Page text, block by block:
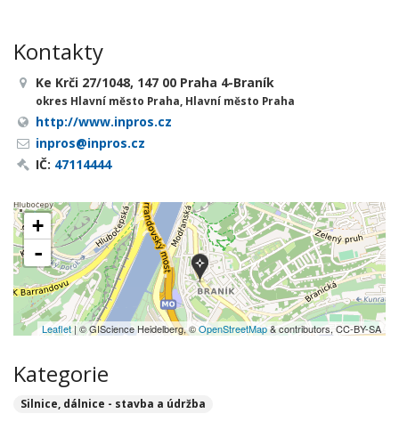
Kontakty
Ke Krči 27/1048, 147 00 Praha 4-Braník
okres Hlavní město Praha, Hlavní město Praha
http://www.inpros.cz
inpros@inpros.cz
IČ: 47114444
+
-
Leaflet| © GIScience Heidelberg, ©OpenStreetMap& contributors, CC-BY-SA
Kategorie
Silnice, dálnice - stavba a údržba